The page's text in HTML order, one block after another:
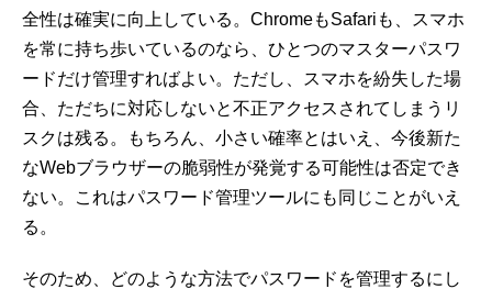
全性は確実に向上している。ChromeもSafariも、スマホ
を常に持ち歩いているのなら、ひとつのマスターパスワ
ードだけ管理すればよい。ただし、スマホを紛失した場
合、ただちに対応しないと不正アクセスされてしまうリ
スクは残る。もちろん、小さい確率とはいえ、今後新た
なWebブラウザーの脆弱性が発覚する可能性は否定でき
ない。これはパスワード管理ツールにも同じことがいえ
る。
そのため、どのような方法でパスワードを管理するにし